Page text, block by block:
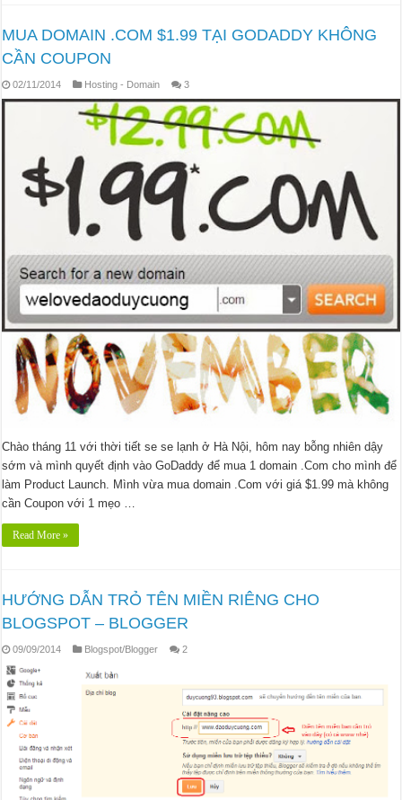
MUA DOMAIN .COM $1.99 TẠI GODADDY KHÔNG
CẦN COUPON
02/11/2014 Hosting - Domain 3
Chào tháng 11 với thời tiết se se lạnh ở Hà Nội, hôm nay bỗng nhiên dậy
sớm và mình quyết định vào GoDaddy để mua 1 domain .Com cho mình để
làm Product Launch. Mình vừa mua domain .Com với giá $1.99 mà không
cần Coupon với 1 mẹo …
Read More »
HƯỚNG DẪN TRỎ TÊN MIỀN RIÊNG CHO
BLOGSPOT – BLOGGER
09/09/2014 Blogspot/Blogger 2